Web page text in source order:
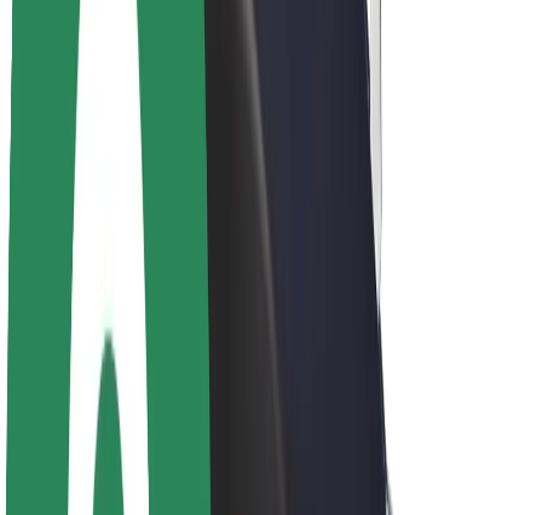
O firmie Bolt
Zrównoważony rozwój w Bolt
Projekt Zero
Blog
Biuro prasowe
Wytyczne dotyczące marki
Misja
Zespół zarządzający
Marka
Media
Fundusz Miejski
Bezpieczeństwo